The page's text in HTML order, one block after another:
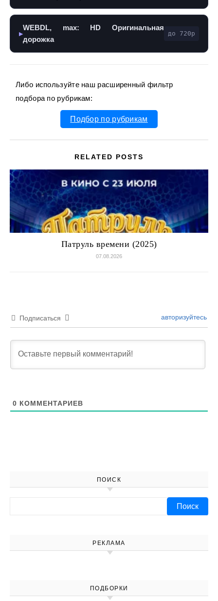
▶
WEBDL, max: HD Оригинальная
дорожка
до 720p
Либо используйте наш расширенный фильтр
подбора по рубрикам:
Подбор по рубрикам
RELATED POSTS
Патруль времени (2025)
07.08.2026
Подписаться авторизуйтесь
0 КОММЕНТАРИЕВ
ПОИСК
РЕКЛАМА
ПОДБОРКИ